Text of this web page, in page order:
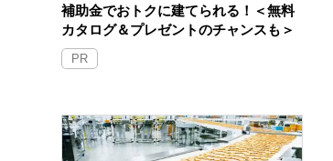
補助金でおトクに建てられる！＜無料
カタログ＆プレゼントのチャンスも＞
PR